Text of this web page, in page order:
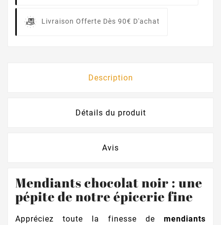
Livraison Offerte Dès 90€ D'achat
Description
Détails du produit
Avis
Mendiants chocolat noir : une
pépite de notre épicerie fine
Appréciez toute la finesse de mendiants